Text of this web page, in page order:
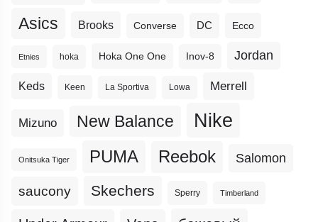
Asics Brooks Converse DC Ecco
Etnies hoka Hoka One One Inov-8 Jordan
Keds Keen La Sportiva Lowa Merrell
Mizuno New Balance Nike
Onitsuka Tiger PUMA Reebok Salomon
saucony Skechers Sperry Timberland